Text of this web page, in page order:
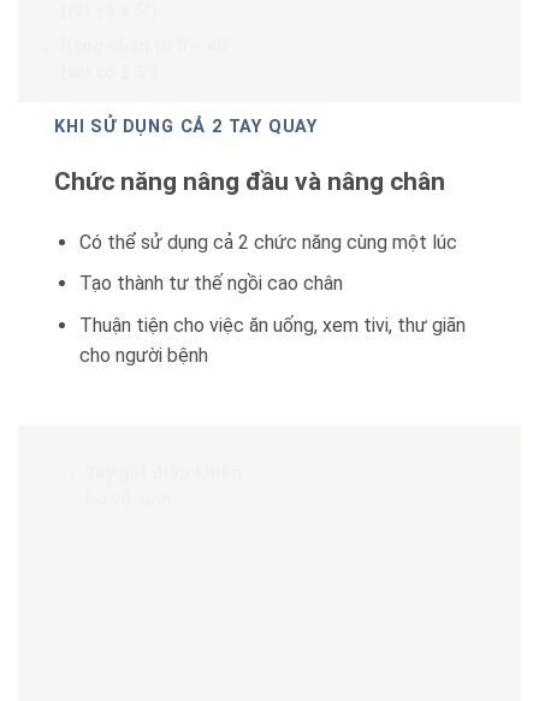
KHI SỬ DỤNG CẢ 2 TAY QUAY
Chức năng nâng đầu và nâng chân
Có thể sử dụng cả 2 chức năng cùng một lúc
Tạo thành tư thế ngồi cao chân
Thuận tiện cho việc ăn uống, xem tivi, thư giãn
cho người bệnh